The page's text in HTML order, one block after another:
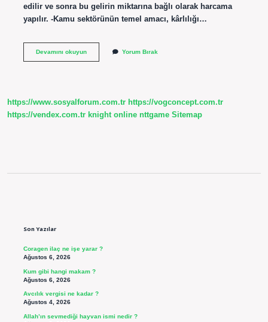
edilir ve sonra bu gelirin miktarına bağlı olarak harcama
yapılır. -Kamu sektörünün temel amacı, kârlılığı…
Devamını okuyunKamu
Yorum Bırak
https://www.sosyalforum.com.tr https://vogconcept.com.tr
https://vendex.com.tr knight online nttgame Sitemap
Son Yazılar
Coragen ilaç ne işe yarar ?
Ağustos 6, 2026
Kum gibi hangi makam ?
Ağustos 6, 2026
Avcılık vergisi ne kadar ?
Ağustos 4, 2026
Allah’ın sevmediği hayvan ismi nedir ?